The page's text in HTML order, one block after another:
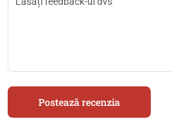
Postează recenzia